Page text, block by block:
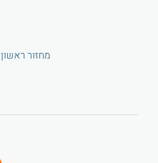
מחזור ראשון